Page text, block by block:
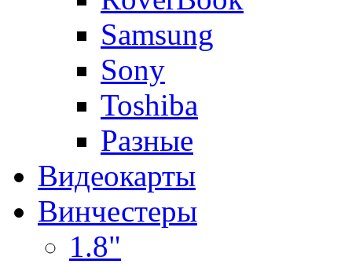
Samsung
Sony
Toshiba
Разные
Видеокарты
Винчестеры
1.8"